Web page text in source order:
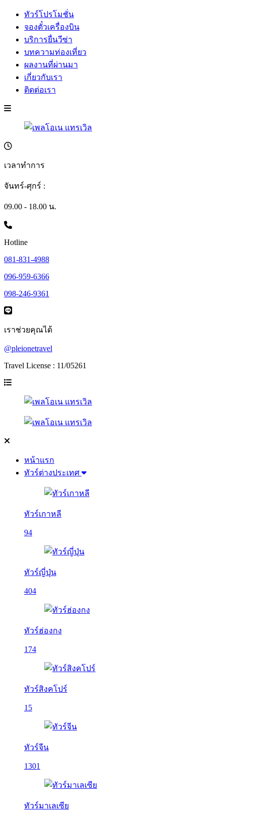
ทัวร์โปรโมชั่น
จองตั๋วเครื่องบิน
บริการยื่นวีซ่า
บทความท่องเที่ยว
ผลงานที่ผ่านมา
เกี่ยวกับเรา
ติดต่อเรา
เวลาทำการ
จันทร์-ศุกร์ :
09.00 - 18.00 น.
Hotline
081-831-4988
096-959-6366
098-246-9361
เราช่วยคุณได้
@pleionetravel
Travel License : 11/05261
หน้าแรก
ทัวร์ต่างประเทศ
ทัวร์เกาหลี
94
ทัวร์ญี่ปุ่น
404
ทัวร์ฮ่องกง
174
ทัวร์สิงคโปร์
15
ทัวร์จีน
1301
ทัวร์มาเลเซีย